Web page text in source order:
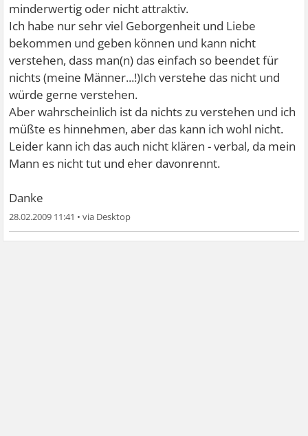
minderwertig oder nicht attraktiv.
Ich habe nur sehr viel Geborgenheit und Liebe
bekommen und geben können und kann nicht
verstehen, dass man(n) das einfach so beendet für
nichts (meine Männer...!)Ich verstehe das nicht und
würde gerne verstehen.
Aber wahrscheinlich ist da nichts zu verstehen und ich
müßte es hinnehmen, aber das kann ich wohl nicht.
Leider kann ich das auch nicht klären - verbal, da mein
Mann es nicht tut und eher davonrennt.
Danke
28.02.2009 11:41 •